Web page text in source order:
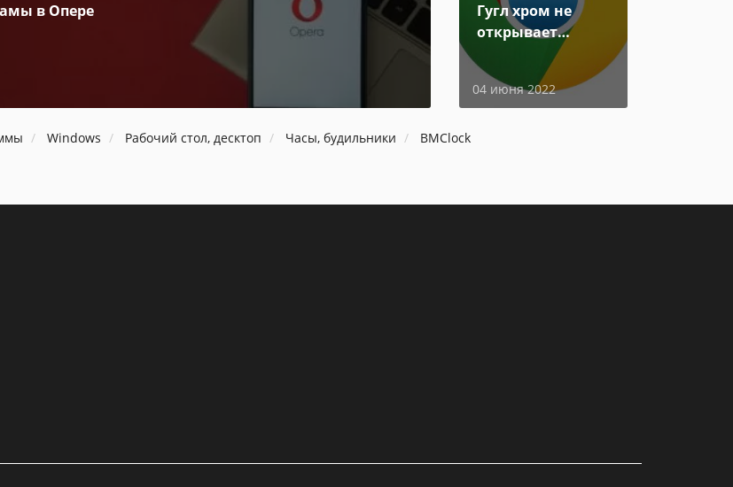
в Опере
Гугл хром не
открывает
04 июня 2022
Windows Рабочий стол, десктоп Часы, будильники BMClock